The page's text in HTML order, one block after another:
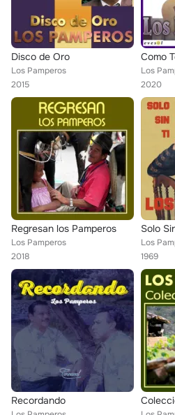
Disco de Oro
Los Pamperos
2015
Como
Los
2020
Regresan los Pamperos
Los Pamperos
2018
Solo
Los
1969
Recordando